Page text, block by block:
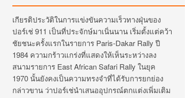
เกียรติประวัติในการแข่งขันความเร็วทางฝุ่นของ
ปอร์เช่ 911 เป็นที่ประจักษ์มาเนิ่นนาน เริ่มตั้งแต่คว้า
ชัยชนะครั้งแรกในรายการ Paris-Dakar Rally ปี
1984 ความกร้าวแกร่งที่แสดงให้เห็นระหว่างลง
สนามรายการ East African Safari Rally ในยุค
1970 นั้นยังคงเป็นความทรงจำที่ได้รับการยกย่อง
กล่าวขาน ว่าปอร์เช่นำเสนออุปกรณ์ตกแต่งเพิ่มเติม